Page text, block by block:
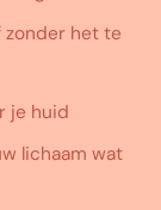
zonder het te
je huid
lichaam wat